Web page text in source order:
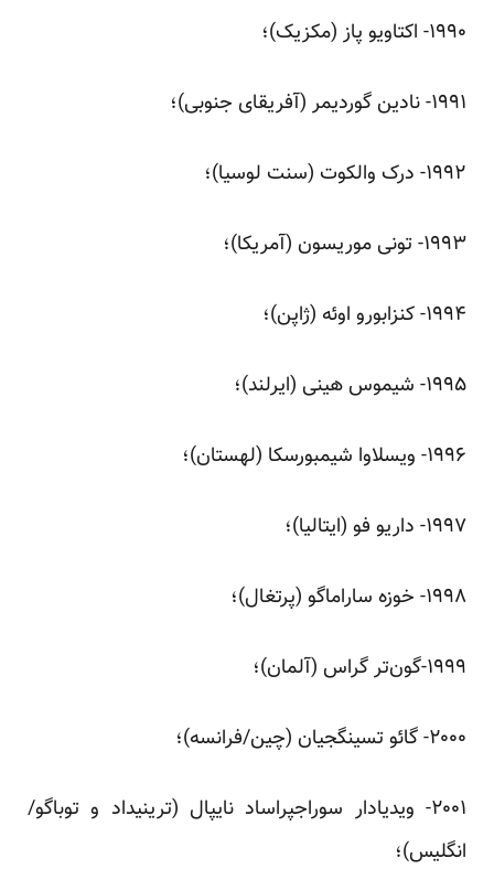
‌۱۹۹۰- اکتاویو پاز (مکزیک)؛
‌۱۹۹۱- نادین گوردیمر (آفریقای جنوبی)؛
‌۱۹۹۲- درک والکوت (سنت لوسیا)؛
‌۱۹۹۳- تونی موریسون (آمریکا)؛
‌۱۹۹۴- کنزابورو اوئه (ژاپن)؛
‌۱۹۹۵- شیموس هینی (ایرلند)؛
‌۱۹۹۶- ویسلاوا شیمبورسکا (لهستان)؛
‌۱۹۹۷- داریو فو (ایتالیا)؛
‌۱۹۹۸- خوزه ساراماگو (پرتغال)؛
‌۱۹۹۹-گون‌تر گراس (آلمان)؛
‌۲۰۰۰- گائو تسینگجیان (چین/فرانسه)؛
‌۲۰۰۱- ویدیادار سوراجپراساد نایپال (ترینیداد و توباگو/
انگلیس)؛